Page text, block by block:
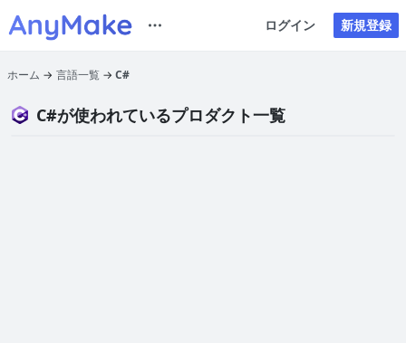
ログイン 新規登録
ホーム 言語一覧 C#
C#が使われているプロダクト一覧